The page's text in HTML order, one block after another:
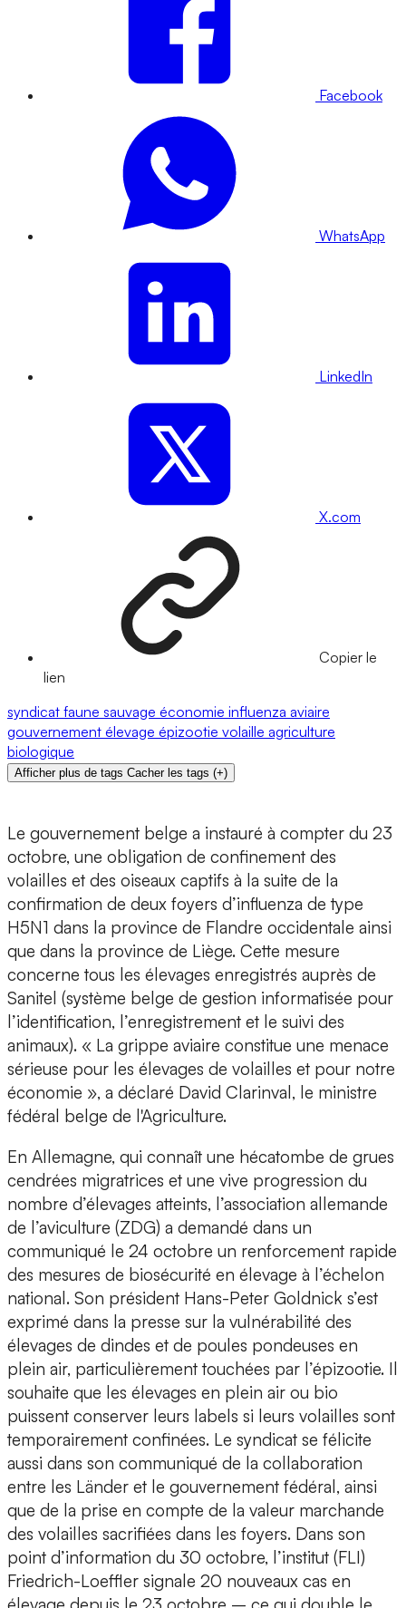
Facebook
WhatsApp
LinkedIn
X.com
Copier le
lien
syndicat faune sauvage économie influenza aviaire
gouvernement élevage épizootie volaille agriculture
biologique
Afficher plus de tags Cacher les tags (+)
Le gouvernement belge a instauré à compter du 23
octobre, une obligation de confinement des
volailles et des oiseaux captifs à la suite de la
confirmation de deux foyers d’influenza de type
H5N1 dans la province de Flandre occidentale ainsi
que dans la province de Liège. Cette mesure
concerne tous les élevages enregistrés auprès de
Sanitel (système belge de gestion informatisée pour
l’identification, l’enregistrement et le suivi des
animaux). « La grippe aviaire constitue une menace
sérieuse pour les élevages de volailles et pour notre
économie », a déclaré David Clarinval, le ministre
fédéral belge de l'Agriculture.
En Allemagne, qui connaît une hécatombe de grues
cendrées migratrices et une vive progression du
nombre d’élevages atteints, l’association allemande
de l’aviculture (ZDG) a demandé dans un
communiqué le 24 octobre un renforcement rapide
des mesures de biosécurité en élevage à l’échelon
national. Son président Hans-Peter Goldnick s’est
exprimé dans la presse sur la vulnérabilité des
élevages de dindes et de poules pondeuses en
plein air, particulièrement touchées par l’épizootie. Il
souhaite que les élevages en plein air ou bio
puissent conserver leurs labels si leurs volailles sont
temporairement confinées. Le syndicat se félicite
aussi dans son communiqué de la collaboration
entre les Länder et le gouvernement fédéral, ainsi
que de la prise en compte de la valeur marchande
des volailles sacrifiées dans les foyers. Dans son
point d’information du 30 octobre, l’institut (FLI)
Friedrich-Loeffler signale 20 nouveaux cas en